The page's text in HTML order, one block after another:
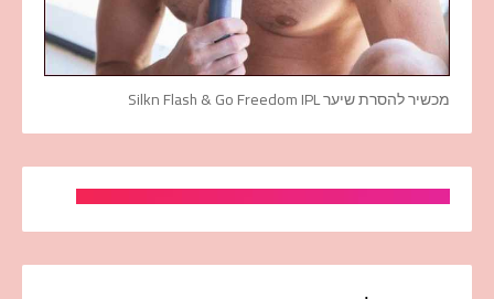
מכשיר להסרת שיער Silkn Flash & Go Freedom IPL